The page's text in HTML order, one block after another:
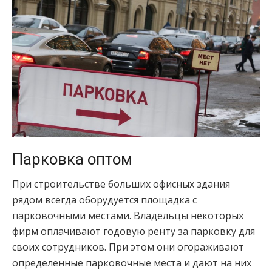
Парковка оптом
При строительстве больших офисных здания
рядом всегда оборудуется площадка с
парковочными местами. Владельцы некоторых
фирм оплачивают годовую ренту за парковку для
своих сотрудников. При этом они огораживают
определенные парковочные места и дают на них